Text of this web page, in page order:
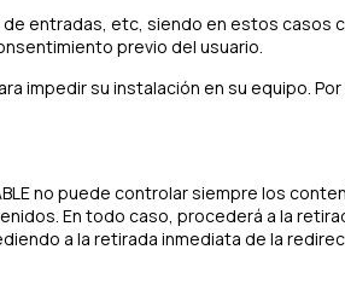
entradas, etc, siendo en estos casos
previo del usuario.
impedir su instalación en su equipo.
no puede controlar siempre los
En todo caso, procederá a la
a la retirada inmediata de la